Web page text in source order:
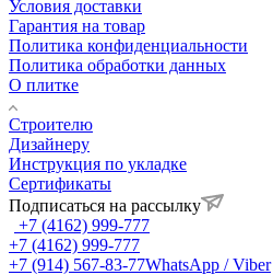
Условия доставки
Гарантия на товар
Политика конфиденциальности
Политика обработки данных
О плитке
Строителю
Дизайнеру
Инструкция по укладке
Сертификаты
Подписаться на рассылку
+7 (4162) 999-777
+7 (4162) 999-777
+7 (914) 567-83-77WhatsApp / Viber